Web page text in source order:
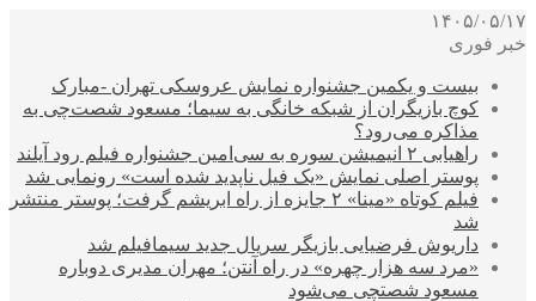
۱۴۰۵/۰۵/۱۷
خبر فوری
بیست و یکمین جشنواره نمایش عروسکی تهران -مبارک
کوچ بازیگران از شبکه خانگی به سیما؛ مسعود شصت‌چی به
مذاکره می‌رود؟
راهیابی ۲ انیمیشن سوره به سی‌امین جشنواره فیلم رود آیلند
پوستر اصلی نمایش «یک فیل ناپدید شده است» رونمایی شد
فیلم کوتاه «مینا» ۲ جایزه از راه ابریشم گرفت؛ پوستر منتشر
شد
داریوش فرضیایی بازیگر سریال جدید سیمافیلم شد
«مرد سه هزار چهره» در راه آنتن؛ مهران مدیری دوباره
مسعود شصتچی می‌شود